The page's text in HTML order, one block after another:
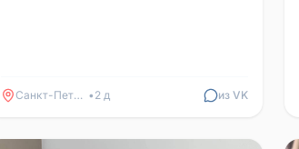
Санкт-Петербург • 2 д из VK